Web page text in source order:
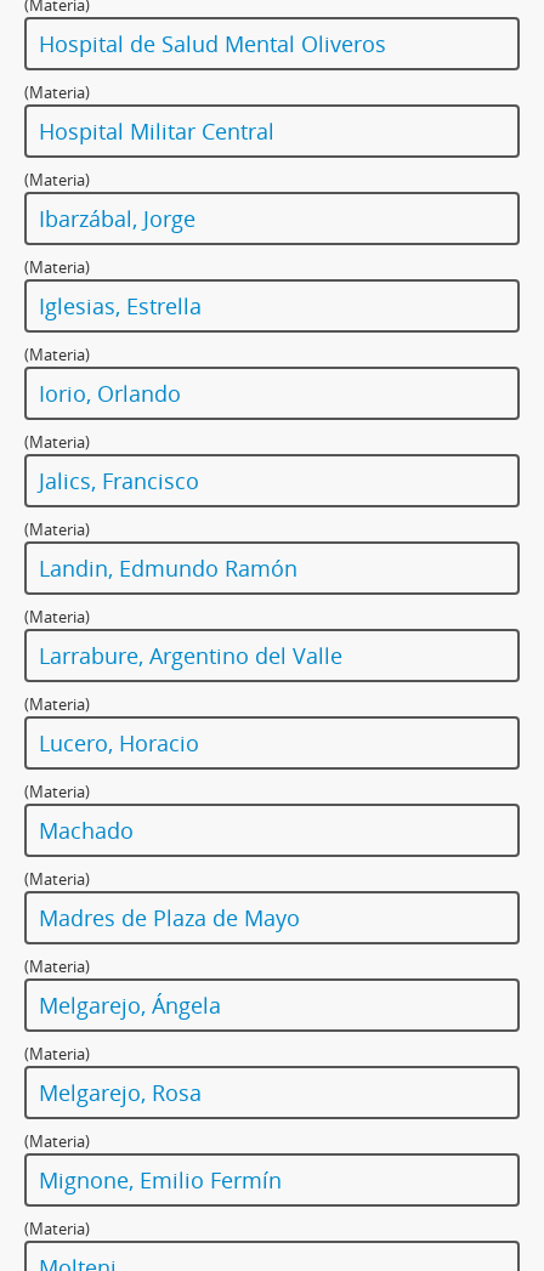
(Materia)
Hospital de Salud Mental Oliveros
(Materia)
Hospital Militar Central
(Materia)
Ibarzábal, Jorge
(Materia)
Iglesias, Estrella
(Materia)
Iorio, Orlando
(Materia)
Jalics, Francisco
(Materia)
Landin, Edmundo Ramón
(Materia)
Larrabure, Argentino del Valle
(Materia)
Lucero, Horacio
(Materia)
Machado
(Materia)
Madres de Plaza de Mayo
(Materia)
Melgarejo, Ángela
(Materia)
Melgarejo, Rosa
(Materia)
Mignone, Emilio Fermín
(Materia)